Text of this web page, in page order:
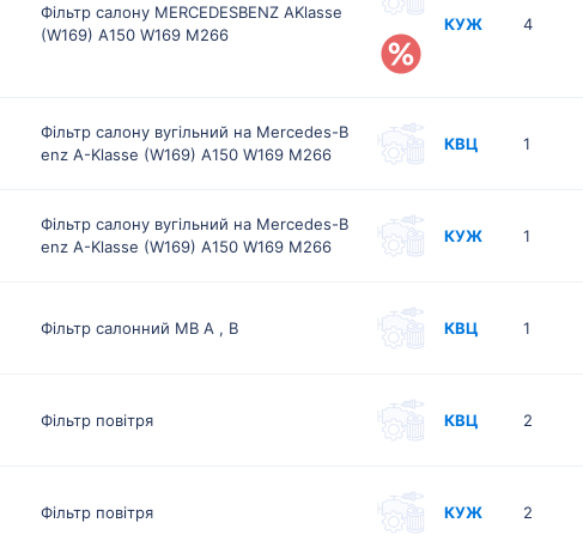
Фільтр салону MERCEDESBENZ AKlasse
(W169) A150 W169 M266
КУЖ 4
Фільтр салону вугільний на Mercedes-B
enz A-Klasse (W169) A150 W169 M266
КВЦ 1
Фільтр салону вугільний на Mercedes-B
enz A-Klasse (W169) A150 W169 M266
КУЖ 1
Фільтр салонний MB A , B КВЦ 1
Фільтр повітря КВЦ 2
Фільтр повітря КУЖ 2